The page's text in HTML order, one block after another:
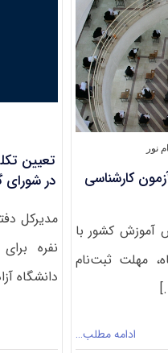
دانشجویان
نور
کارشناسی
آموزش کشور با
۸ بهمن ماه، مهلت ثبت‌نام
ادامه مطلب…
تعیین
در
نفره
دانشگاه